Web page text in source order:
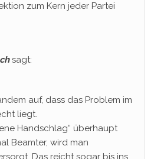
zum Kern jeder Partei
sagt:
auf, dass das Problem im
liegt.
Handschlag“ überhaupt
Beamter, wird man
Das reicht sogar bis ins